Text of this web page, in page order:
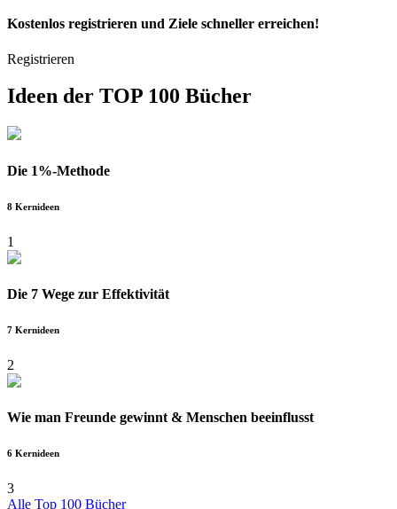
Kostenlos registrieren und Ziele schneller erreichen!
Registrieren
Ideen der TOP 100 Bücher
Die 1%-Methode
8 Kernideen
1
Die 7 Wege zur Effektivität
7 Kernideen
2
Wie man Freunde gewinnt & Menschen beeinflusst
6 Kernideen
3
Alle Top 100 Bücher